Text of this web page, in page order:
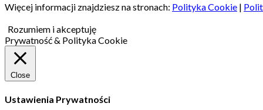
Więcej informacji znajdziesz na stronach: Polityka Cookie |
Rozumiem i akceptuję
Prywatność & Polityka Cookie
Close
Ustawienia Prywatności